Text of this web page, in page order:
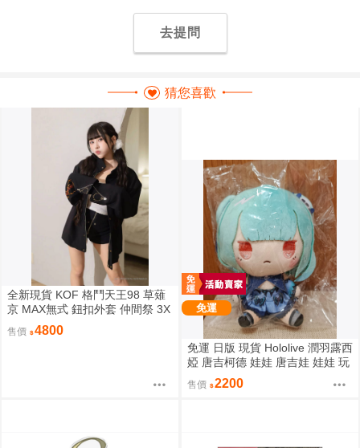
去提問
猜您喜歡
全新現貨 KOF 格鬥天王98 草薙
京 MAX無式 鈕扣外套 仲間祭 3X
L 刺繡 限定聯名 外套
售價 4800
免運
免運 日版 現貨 Hololive 潤羽露西
婭 唐吉柯德 娃娃 唐吉娃 娃娃 玩
偶 ドン・キホーテ もちどる 潤
羽るしあ
售價 2200